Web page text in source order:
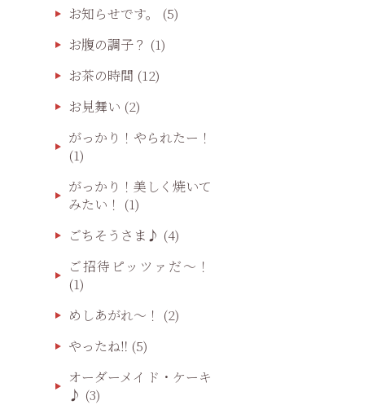
お知らせです。
(5)
お腹の調子？ (1)
お茶の時間 (12)
お見舞い (2)
がっかり！やられたー！
(1)
がっかり！美しく焼いて
みたい！ (1)
ごちそうさま♪ (4)
ご招待ピッツァだ〜！
(1)
めしあがれ～！ (2)
やったね‼️ (5)
オーダーメイド・ケーキ
♪ (3)